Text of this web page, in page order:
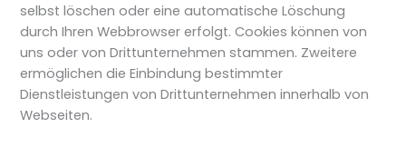
selbst löschen oder eine automatische Löschung
durch Ihren Webbrowser erfolgt. Cookies können von
uns oder von Drittunternehmen stammen. Zweitere
ermöglichen die Einbindung bestimmter
Dienstleistungen von Drittunternehmen innerhalb von
Webseiten.